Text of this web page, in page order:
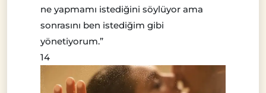
ne yapmamı istediğini söylüyor ama
sonrasını ben istediğim gibi
yönetiyorum.”
14